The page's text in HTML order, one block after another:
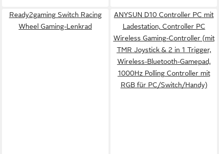
Ready2gaming Switch Racing
Wheel Gaming-Lenkrad
ANYSUN D10 Controller PC mit
Ladestation, Controller PC
Wireless Gaming-Controller (mit
TMR Joystick & 2 in 1 Trigger,
Wireless-Bluetooth-Gamepad,
1000Hz Polling Controller mit
RGB für PC/Switch/Handy)